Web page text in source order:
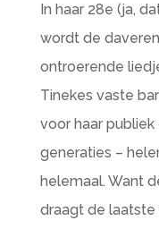
In haar 28e (ja,
wordt de
ontroerende
Tinekes vaste
voor haar
generaties –
helemaal. Want
draagt de